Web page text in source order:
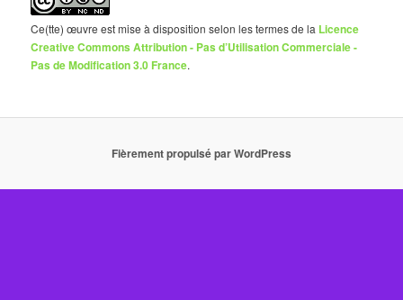
Ce(tte) œuvre est mise à disposition selon les termes de la Licence
Creative Commons Attribution - Pas d’Utilisation Commerciale -
Pas de Modification 3.0 France.
Fièrement propulsé par WordPress